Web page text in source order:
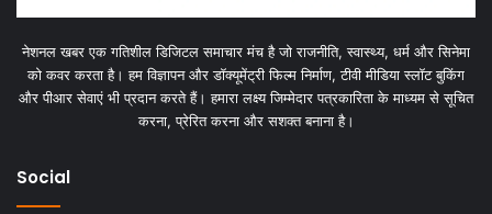
नेशनल खबर एक गतिशील डिजिटल समाचार मंच है जो राजनीति, स्वास्थ्य, धर्म और सिनेमा
को कवर करता है। हम विज्ञापन और डॉक्यूमेंट्री फिल्म निर्माण, टीवी मीडिया स्लॉट बुकिंग
और पीआर सेवाएं भी प्रदान करते हैं। हमारा लक्ष्य जिम्मेदार पत्रकारिता के माध्यम से सूचित
करना, प्रेरित करना और सशक्त बनाना है।
Social